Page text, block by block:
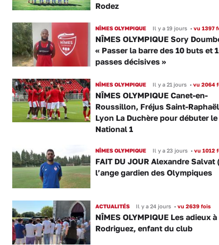
Rodez
NÎMES OLYMPIQUE Il y a 19 jours •vu 1397
NÎMES OLYMPIQUE Sory
« Passer la barre des 10 buts et
passes décisives »
NÎMES OLYMPIQUE Il y a 21 jours •vu 2064
NÎMES OLYMPIQUE Canet-en-
Roussillon, Fréjus Saint-
Lyon La Duchère pour débuter le
National 1
NÎMES OLYMPIQUE Il y a 23 jours •vu 1012
FAIT DU JOUR Alexandre Salvat
l’ange gardien des Olympiques
ACTUALITÉS Il y a 24 jours •vu 2639 fois
NÎMES OLYMPIQUE Les adieux à
Rodriguez, enfant du club